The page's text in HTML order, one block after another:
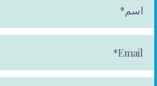
م
*
ai
l*